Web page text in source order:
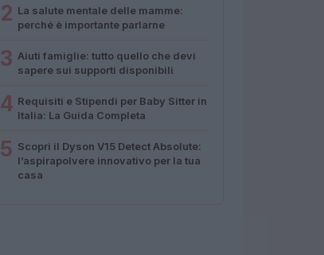
2 La salute mentale delle mamme:
perché è importante parlarne
3 Aiuti famiglie: tutto quello che devi
sapere sui supporti disponibili
4 Requisiti e Stipendi per Baby Sitter in
Italia: La Guida Completa
5 Scopri il Dyson V15 Detect Absolute:
l’aspirapolvere innovativo per la tua
casa